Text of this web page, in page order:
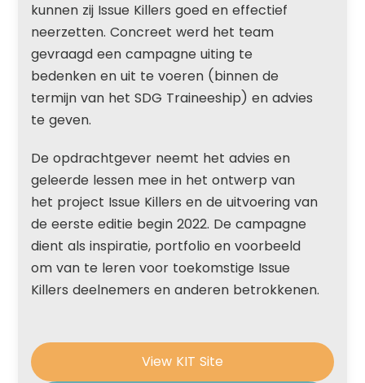
kunnen zij Issue Killers goed en effectief
neerzetten. Concreet werd het team
gevraagd een campagne uiting te
bedenken en uit te voeren (binnen de
termijn van het SDG Traineeship) en advies
te geven.
De opdrachtgever neemt het advies en
geleerde lessen mee in het ontwerp van
het project Issue Killers en de uitvoering van
de eerste editie begin 2022. De campagne
dient als inspiratie, portfolio en voorbeeld
om van te leren voor toekomstige Issue
Killers deelnemers en anderen betrokkenen.
View KIT Site